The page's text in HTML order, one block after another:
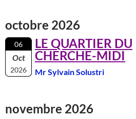
octobre 2026
06
Oct
2026
LE QUARTIER DU
CHERCHE-MIDI
Mr Sylvain Solustri
novembre 2026